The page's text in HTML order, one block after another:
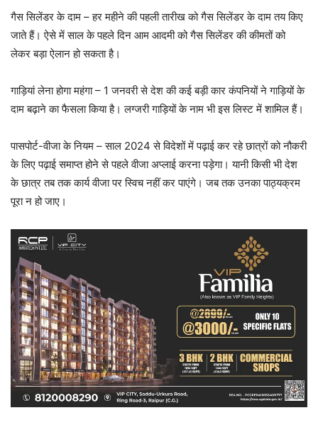
गैस सिलेंडर के दाम – हर महीने की पहली तारीख को गैस सिलेंडर के दाम तय किए
जाते हैं। ऐसे में साल के पहले दिन आम आदमी को गैस सिलेंडर की कीमतों को
लेकर बड़ा ऐलान हो सकता है।
गाड़ियां लेना होगा महंगा – 1 जनवरी से देश की कई बड़ी कार कंपनियों ने गाड़ियों के
दाम बढ़ाने का फैसला किया है। लग्जरी गाड़ियों के नाम भी इस लिस्ट में शामिल हैं।
पासपोर्ट-वीजा के नियम – साल 2024 से विदेशों में पढ़ाई कर रहे छात्रों को नौकरी
के लिए पढ़ाई समाप्त होने से पहले वीजा अप्लाई करना पड़ेगा। यानी किसी भी देश
के छात्र तब तक कार्य वीजा पर स्विच नहीं कर पाएंगे। जब तक उनका पाठ्यक्रम
पूरा न हो जाए।